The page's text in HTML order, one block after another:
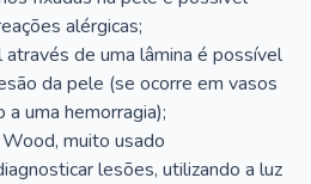
alérgicas;
através de uma lâmina é possível
da pele (se ocorre em vasos
uma hemorragia);
muito usado
lesões, utilizando a luz